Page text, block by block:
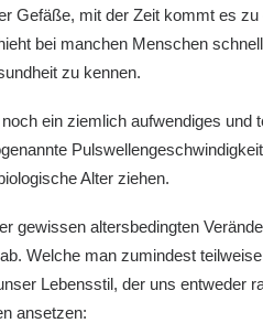
Gefäße, mit der Zeit kommt es
bei manchen Menschen
zu kennen.
ein ziemlich aufwendiges und
Alter ziehen.
gewissen altersbedingten
Welche man zumindest
Lebensstil, der uns entweder
ansetzen: